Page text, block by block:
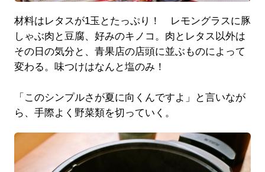
材料はレタスが1玉とたっぷり！ レモングラスに豚
しゃぶ肉と豆腐、好みのキノコ。肉とレタス以外は
その日の気分と、青果店の店頭に並ぶものによって
変わる。味つけはなんと塩のみ！
「このシンプルさが夏に向くんですよ」と言いなが
ら、手際よく野菜類を切っていく。